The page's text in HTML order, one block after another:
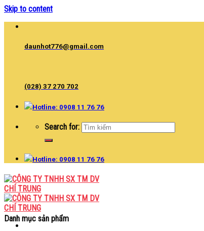
Skip to content
daunhot776@gmail.com
(028) 37 270 702
Hotline: 0908 11 76 76
Search for:
Hotline: 0908 11 76 76
Danh mục sản phẩm